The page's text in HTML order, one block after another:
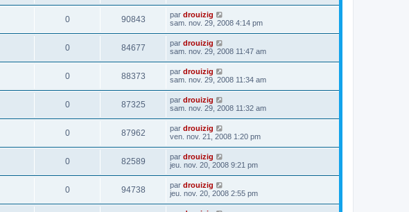
0 90843 par drouizig
sam. nov. 29, 2008 4:14 pm
0 84677 par drouizig
sam. nov. 29, 2008 11:47 am
0 88373 par drouizig
sam. nov. 29, 2008 11:34 am
0 87325 par drouizig
sam. nov. 29, 2008 11:32 am
0 87962 par drouizig
ven. nov. 21, 2008 1:20 pm
0 82589 par drouizig
jeu. nov. 20, 2008 9:21 pm
0 94738 par drouizig
jeu. nov. 20, 2008 2:55 pm